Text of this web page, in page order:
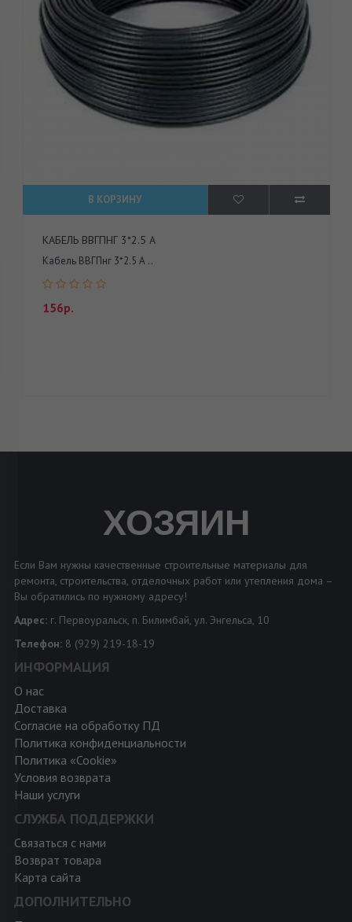
В КОРЗИНУ
КАБЕЛЬ ВВГПНГ 3*2.5 А
Кабель ВВГПнг 3*2.5 А ..
156р.
ХОЗЯИН
Если Вам нужны качественные строительные материалы для
ремонта, строительства, отделочных работ или утепления дома –
Вы обратились по нужному адресу!
Адрес: г. Первоуральск, п. Билимбай, ул. Энгельса, 10
Телефон: 8 (929) 219-18-19
ИНФОРМАЦИЯ
О нас
Доставка
Согласие на обработку ПД
Политика конфиденциальности
Политика «Cookie»
Условия возврата
Наши услуги
СЛУЖБА ПОДДЕРЖКИ
Связаться с нами
Возврат товара
Карта сайта
ДОПОЛНИТЕЛЬНО